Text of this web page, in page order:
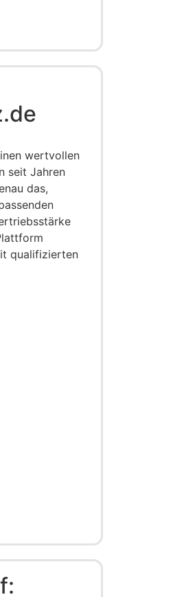
wertvollen
seit Jahren
das,
qualifizierten